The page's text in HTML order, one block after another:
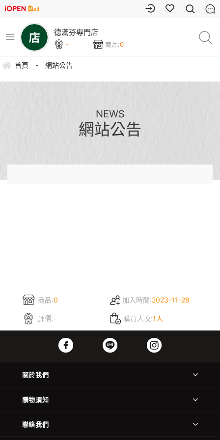
德滿芬專門店
- 商品:0
首頁 - 網站公告
NEWS
網站公告
商品:0 加入時間:2023-11-28
評價:- 購買人次:1人
關於我們
購物須知
聯絡我們